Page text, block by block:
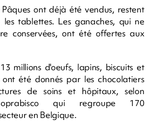
Pâques ont déjà été vendus, restent
les tablettes. Les ganaches, qui ne
conservées, ont été offertes aux
millions d'oeufs, lapins, biscuits et
ont été donnés par les chocolatiers
de soins et hôpitaux, selon
qui regroupe 170
en Belgique.